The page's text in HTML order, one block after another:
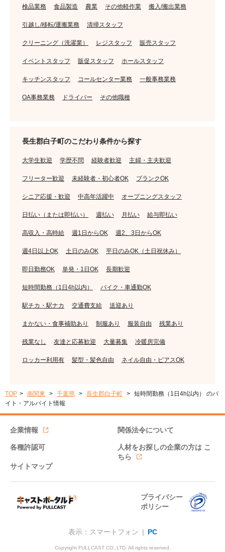
検品業務 食品製造 農業 その他軽作業 搬入/搬出業務
引越し/移転/運搬業務 清掃スタッフ
クリーニング（洗濯業） レジスタッフ 販売スタッフ
イベントスタッフ 販促スタッフ ホールスタッフ
キッチンスタッフ コールセンター業務 一般事務業務
OA事務業務 ドライバー その他職種
長生郡白子町のこだわり条件から探す
大学生歓迎 学歴不問 経験者歓迎 主婦・主夫歓迎
フリーター歓迎 未経験者・初心者OK ブランクOK
シニア応援・歓迎 中高年活躍中 オープニングスタッフ
日払い（または即払い） 週払い 月払い 給与即払い
高収入・高時給 週1日からOK 週2、3日からOK
週4日以上OK 土日のみOK 平日のみOK（土日祝休み）
即日勤務OK 単発・1日OK 長期歓迎
短時間勤務（1日4h以内） バイク・車通勤OK
駅チカ・駅ナカ 交通費支給 送迎あり
まかない・食事補助あり 制服あり 服装自由 残業あり
残業なし 友達と応募歓迎 大量募集 冷暖房完備
ロッカー利用有 髪型・髪色自由 ネイル自由・ピアスOK
TOP 南関東 千葉県 長生郡白子町
短時間勤務（1日4h以内） のバ
イト・アルバイト情報
企業情報 関係法令について
各種許認可 人材をお探しの企業の方は こ
ちら
サイトマップ
プライバシー
ポリシー
表示：スマートフォン | PC
Copyright FULLCAST CO.,LTD. All rights reserved.